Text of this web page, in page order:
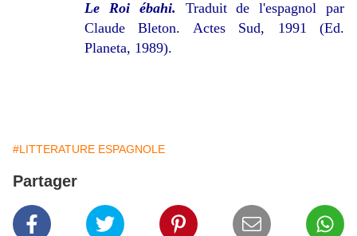
Le Roi ébahi. Traduit de l'espagnol par
Claude Bleton. Actes Sud, 1991 (Ed.
Planeta, 1989).
#LITTERATURE ESPAGNOLE
Partager